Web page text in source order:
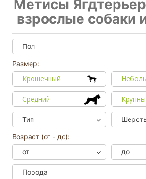
Коричневый
Палевый
Вес (кг)
0 3 6 10 13 32 51
Отношение к собакам
Доброжелательное
Равнодушное
Может проявить агрессию
Нет
- неважно -
Метисы
взрослые собаки
Пол
Размер:
Крошечный
Средний
Тип Шерсть
Возраст (от - до):
от
до
Порода